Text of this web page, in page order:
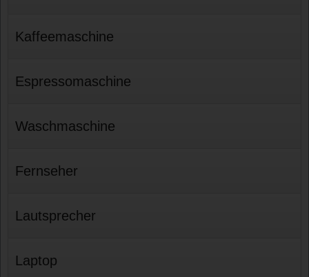
Kaffeemaschine
Espressomaschine
Waschmaschine
Fernseher
Lautsprecher
Laptop